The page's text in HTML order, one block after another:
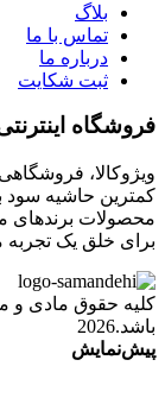
بلاگ
تماس با ما
درباره ما
ثبت شکایت
فروشگاه
ویژوکالا،
کمترین حاشیه سود
محصولات برندهای
برای خلق یک تجربه
کلیه حقوق مادی و
باشد.2026
پیش‌نمایش